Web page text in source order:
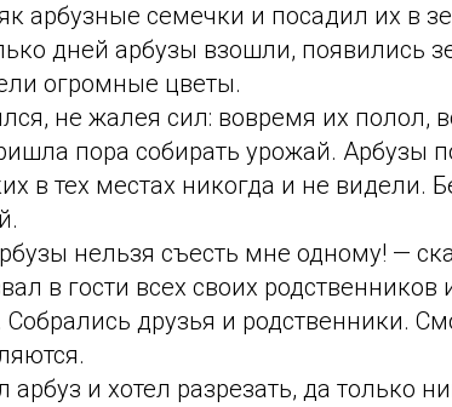
арбузные семечки и посадил их в
дней арбузы взошли, появились
огромные цветы.
не жалея сил: вовремя их полол,
пора собирать урожай. Арбузы
в тех местах никогда и не видели.
нельзя съесть мне одному! —
в гости всех своих родственников
друзья и родственники.
арбуз и хотел разрезать, да только